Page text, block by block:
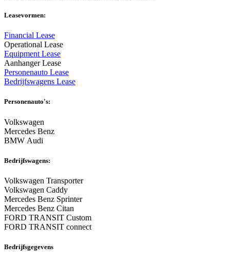
Leasevormen:
Financial Lease
Operational Lease
Equipment Lease
Aanhanger Lease
Personenauto Lease
Bedrijfswagens Lease
Personenauto's:
Volkswagen
Mercedes Benz
BMW Audi
Bedrijfswagens:
Volkswagen Transporter
Volkswagen Caddy
Mercedes Benz Sprinter
Mercedes Benz Citan
FORD TRANSIT Custom
FORD TRANSIT connect
Bedrijfsgegevens